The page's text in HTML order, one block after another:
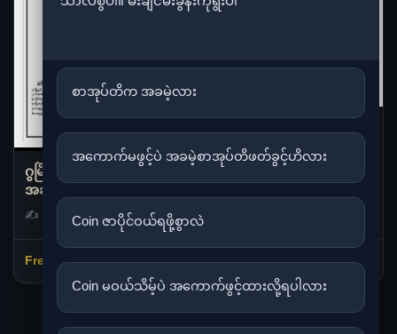
ဂွမြို့နယ် ဒေသဆိုင်ရာ
အချက်အလက်များ
✍️ ကလောင်စုံ
Free ဖတ်ရန် →
ဆိုင်ရာအချက်အလက်များ
✍️ ကလောင်စုံ
Free ဖတ်ရန် →
1 2 ... 20 »
စာအုပ်တိက အခမဲ့လား
အကောက်မဖွင့်ပဲ အခမဲ့စာအုပ်တိဖတ်ခွင့်ဟိလား
Coin ဇာပိုင်ဝယ်ရဖို့စွာလဲ
Coin မဝယ်သိမ့်ပဲ အကောက်ဖွင့်ထားလို့ရပါလား